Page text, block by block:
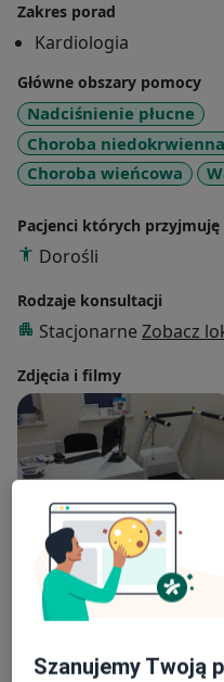
Pacjenta stanowi
radość i satysfakcję w
pacjentom gwarancję
świadczonych usług
Zakres porad
Kardiologia
Główne obszary pomocy
Nadciśnienie płucne
Choroba
Choroba wieńcowa
Pacjenci których przyjmuję
Dorośli
Rodzaje konsultacji
Stacjonarne Zobacz
Zdjęcia i filmy
Zobacz galerię (8)
Szanujemy Twoją